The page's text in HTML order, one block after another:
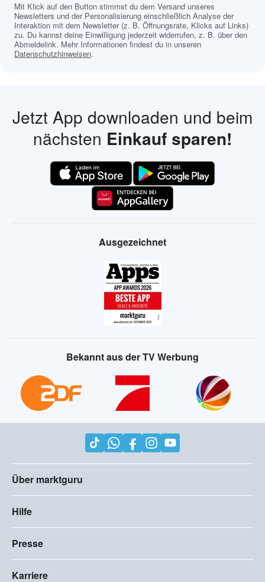
Mit Klick auf den Button stimmst du dem Versand unseres
Newsletters und der Personalisierung einschließlich Analyse der
Interaktion mit dem Newsletter (z. B. Öffnungsrate, Klicks auf Links)
zu. Du kannst deine Einwilligung jederzeit widerrufen, z. B. über den
Abmeldelink. Mehr Informationen findest du in unseren
Datenschutzhinweisen.
Jetzt App downloaden und beim
nächsten Einkauf sparen!
Ausgezeichnet
Bekannt aus der TV Werbung
Über marktguru
Hilfe
Presse
Karriere